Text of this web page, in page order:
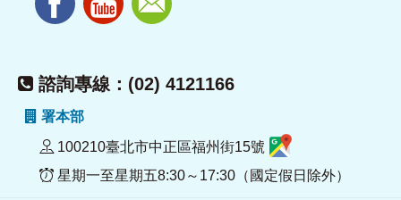
諮詢專線：(02) 4121166
署本部
100210臺北市中正區福州街15號
星期一至星期五8:30～17:30（國定假日除外）